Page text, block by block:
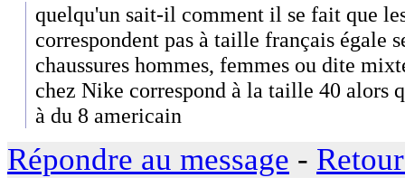
quelqu'un sait-il comment il se fait que
correspondent pas à taille français égale
chaussures hommes, femmes ou dite
chez Nike correspond à la taille 40 alors
à du 8 americain
Répondre au message -